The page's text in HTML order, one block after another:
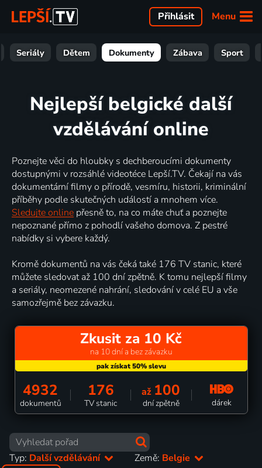
Menu
Přihlásit
Seriály Dětem Dokumenty Zábava Sport
Nejlepší belgické další
vzdělávání online
Poznejte věci do hloubky s dechberoucími dokumenty
dostupnými v rozsáhlé videotéce Lepší.TV. Čekají na vás
dokumentární filmy o přírodě, vesmíru, historii, kriminální
příběhy podle skutečných událostí a mnohem více.
Sledujte online přesně to, na co máte chuť a poznejte
nepoznané přímo z pohodlí vašeho domova. Z pestré
nabídky si vybere každý.
Kromě dokumentů na vás čeká také 176 TV stanic, které
můžete sledovat až 100 dní zpětně. K tomu nejlepší filmy
a seriály, neomezené nahrání, sledování v celé EU a vše
samozřejmě bez závazku.
Zkusit za 10 Kč
na 10 dní a bez závazku
4932
dokumentů
176
TV stanic
až 100
dní zpětně dárek
Typ: Další vzdělávání Země: Belgie